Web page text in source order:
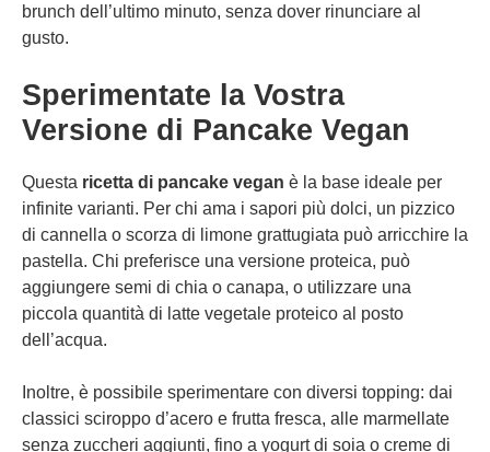
brunch dell’ultimo minuto, senza dover rinunciare al
gusto.
Sperimentate la Vostra
Versione di Pancake Vegan
Questa ricetta di pancake vegan è la base ideale per
infinite varianti. Per chi ama i sapori più dolci, un pizzico
di cannella o scorza di limone grattugiata può arricchire la
pastella. Chi preferisce una versione proteica, può
aggiungere semi di chia o canapa, o utilizzare una
piccola quantità di latte vegetale proteico al posto
dell’acqua.
Inoltre, è possibile sperimentare con diversi topping: dai
classici sciroppo d’acero e frutta fresca, alle marmellate
senza zuccheri aggiunti, fino a yogurt di soia o creme di